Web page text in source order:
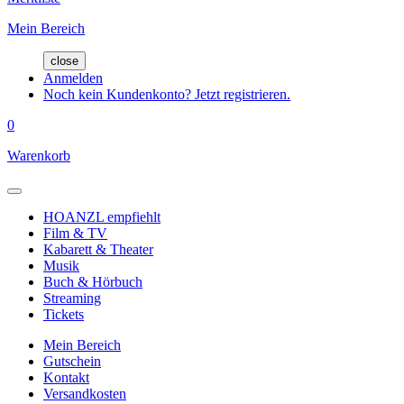
Mein Bereich
close
Anmelden
Noch kein Kundenkonto? Jetzt registrieren.
0
Warenkorb
HOANZL empfiehlt
Film & TV
Kabarett & Theater
Musik
Buch & Hörbuch
Streaming
Tickets
Mein Bereich
Gutschein
Kontakt
Versandkosten